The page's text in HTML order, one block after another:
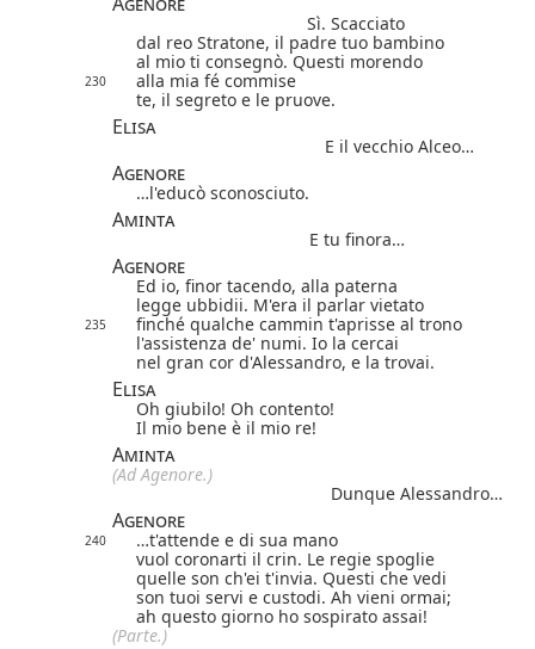
Sì. Scacciato
dal reo Stratone, il padre tuo bambino
al mio ti consegnò. Questi morendo
230
alla mia fé commise
te, il segreto e le pruove.
Elisa
E il vecchio Alceo…
Agenore
…l'educò sconosciuto.
Aminta
E tu finora…
Agenore
Ed io, finor tacendo, alla paterna
legge ubbidii. M'era il parlar vietato
235
finché qualche cammin t'aprisse al trono
l'assistenza de' numi. Io la cercai
nel gran cor d'Alessandro, e la trovai.
Elisa
Oh giubilo! Oh contento!
Il mio bene è il mio re!
Aminta
(Ad Agenore.)
Dunque Alessandro…
Agenore
240
…t'attende e di sua mano
vuol coronarti il crin. Le regie spoglie
quelle son ch'ei t'invia. Questi che vedi
son tuoi servi e custodi. Ah vieni ormai;
ah questo giorno ho sospirato assai!
(Parte.)